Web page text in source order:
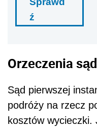
ź
Orzeczenia
Sąd pierwszej
podróży na rzecz
kosztów wycieczki.